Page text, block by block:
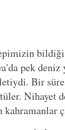
bildiği
pek
Bir
Nihayet
kahramanlar